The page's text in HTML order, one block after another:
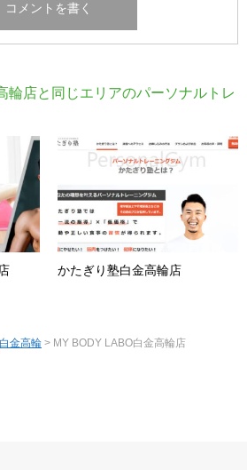
輪店と同じエリアのパーソナルトレ
かたぎり塾白金高輪店
白金高輪 > MY BODY LABO白金高輪店